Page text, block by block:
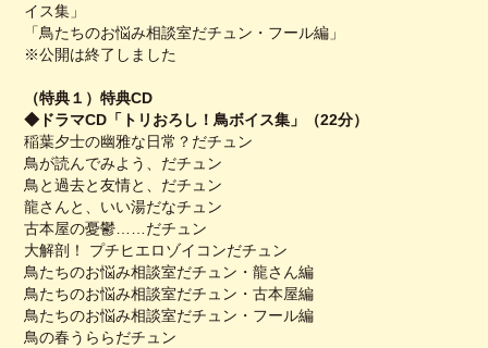
イス集」
「鳥たちのお悩み相談室だチュン・フール編」
※公開は終了しました
（特典１）特典CD
◆ドラマCD「トリおろし！鳥ボイス集」（22分）
稲葉夕士の幽雅な日常？だチュン
鳥が読んでみよう、だチュン
鳥と過去と友情と、だチュン
龍さんと、いい湯だなチュン
古本屋の憂鬱……だチュン
大解剖！ プチヒエロゾイコンだチュン
鳥たちのお悩み相談室だチュン・龍さん編
鳥たちのお悩み相談室だチュン・古本屋編
鳥たちのお悩み相談室だチュン・フール編
鳥の春うららだチュン